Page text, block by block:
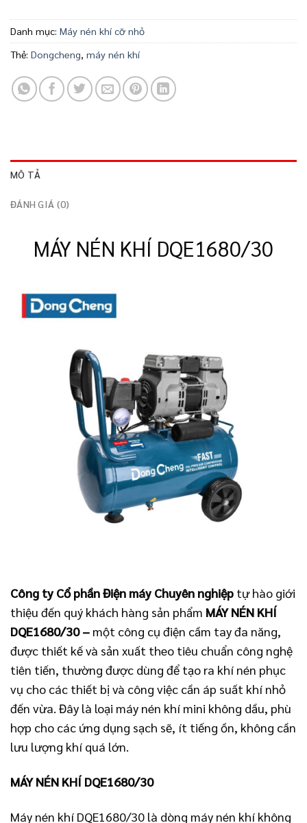
Danh mục: Máy nén khí cỡ nhỏ
Thẻ: Dongcheng, máy nén khí
MÔ TẢ
ĐÁNH GIÁ (0)
MÁY NÉN KHÍ DQE1680/30
Công ty Cổ phần Điện máy Chuyên nghiệp tự hào giới
thiệu đến quý khách hàng sản phẩm MÁY NÉN KHÍ
DQE1680/30– một công cụ điện cầm tay đa năng,
được thiết kế và sản xuất theo tiêu chuẩn công nghệ
tiên tiến, thường được dùng để tạo ra khí nén phục
vụ cho các thiết bị và công việc cần áp suất khí nhỏ
đến vừa. Đây là loại máy nén khí mini không dầu, phù
hợp cho các ứng dụng sạch sẽ, ít tiếng ồn, không cần
lưu lượng khí quá lớn.
MÁY NÉN KHÍ DQE1680/30
Máy nén khí DQE1680/30 là dòng máy nén khí không